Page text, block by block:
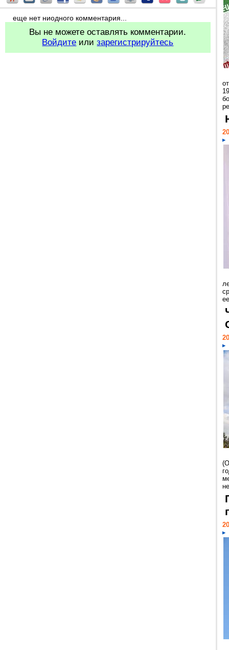
еще нет ниодного комментария...
Вы не можете оставлять комментарии.
Войдите илизарегистрируйтесь